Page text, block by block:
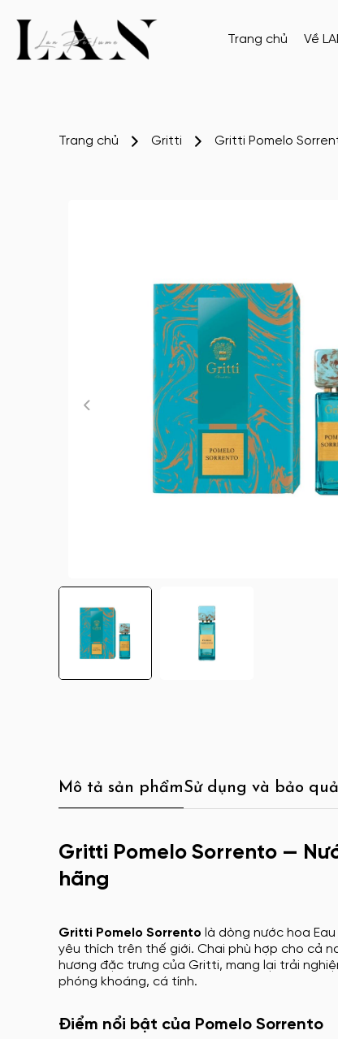
Trang chủ Về
Trang chủ Gritti Gritti Pomelo
Mô tả sản phẩmSử dụng và bảo
Gritti Pomelo Sorrento —
hãng
Gritti Pomelo Sorrento là dòng nước hoa
yêu thích trên thế giới. Chai phù hợp cho cả
hương đặc trưng của Gritti, mang lại trải
phóng khoáng, cá tính.
Điểm nổi bật của Pomelo Sorrento